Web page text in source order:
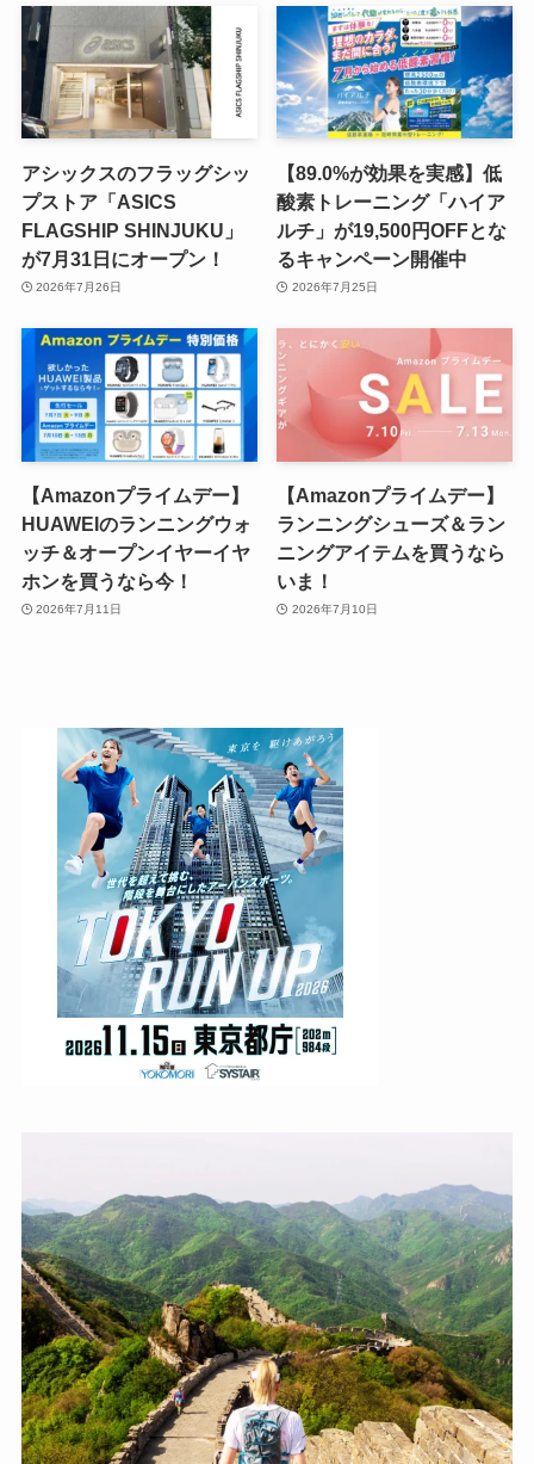
アシックスのフラッグシッ
プストア「ASICS
FLAGSHIP SHINJUKU」
が7月31日にオープン！
2026年7月26日
【89.0%が効果を実感】低
酸素トレーニング「ハイア
ルチ」が19,500円OFFとな
るキャンペーン開催中
2026年7月25日
【Amazonプライムデー】
HUAWEIのランニングウォ
ッチ＆オープンイヤーイヤ
ホンを買うなら今！
2026年7月11日
【Amazonプライムデー】
ランニングシューズ＆ラン
ニングアイテムを買うなら
いま！
2026年7月10日